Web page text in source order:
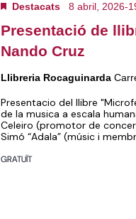
Presentació de
Nando Cruz
Destacats 8 abril, 2026-
Llibreria Rocaguinarda
Presentacio del llibre
de la musica a escala
Celeiro (promotor de
Simó “Adala” (músic i
GRATUÏT